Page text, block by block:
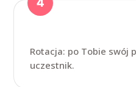
Rotacja: po Tobie swój
uczestnik.